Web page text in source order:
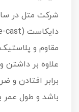
شرکت متل در
مقاوم و
علاوه بر
برابر افتادن و
باشد و طول عمر